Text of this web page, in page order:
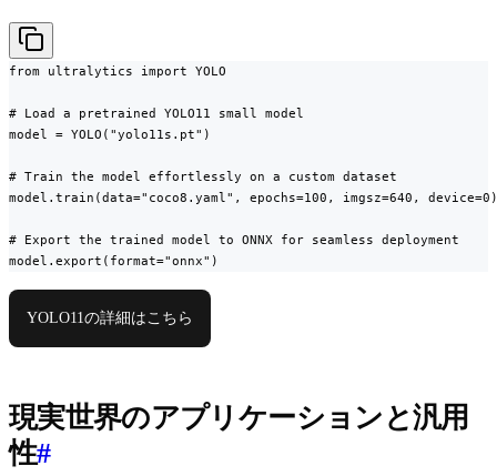
from ultralytics import YOLO
# Load a pretrained YOLO11 small model
model = YOLO("yolo11s.pt")
# Train the model effortlessly on a custom dataset
model.train(data="coco8.yaml", epochs=100, imgsz=640, device=0)
# Export the trained model to ONNX for seamless deployment
model.export(format="onnx")
YOLO11の詳細はこちら
現実世界のアプリケーションと汎用
性#